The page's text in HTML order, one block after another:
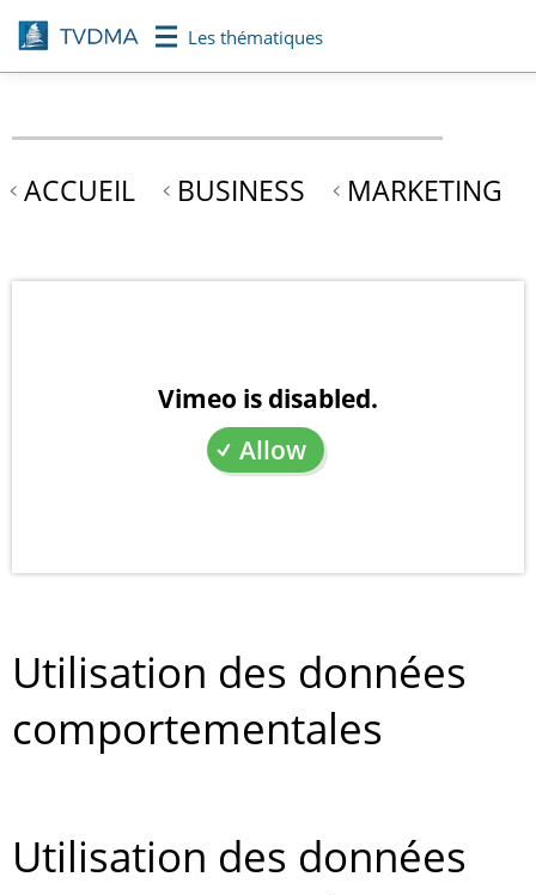
Aller
au
contenu
Les thématiques
ACCUEIL BUSINESS MARKETING
Vimeo is disabled.
Allow
Utilisation des données
comportementales
Utilisation des données